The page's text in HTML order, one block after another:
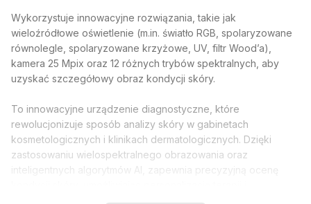
Wykorzystuje innowacyjne rozwiązania, takie jak
wieloźródłowe oświetlenie (m.in. światło RGB, spolaryzowane
równolegle, spolaryzowane krzyżowe, UV, filtr Wood’a),
kamera 25 Mpix oraz 12 różnych trybów spektralnych, aby
uzyskać szczegółowy obraz kondycji skóry.
To innowacyjne urządzenie diagnostyczne, które
rewolucjonizuje sposób analizy skóry w gabinetach
kosmetologicznych i klinikach dermatologicznych. Dzięki
zastosowaniu wielospektralnego obrazowania oraz
inteligentnych algorytmów AI, zapewnia precyzyjną ocenę
skuteczniejszą pielęgnację.